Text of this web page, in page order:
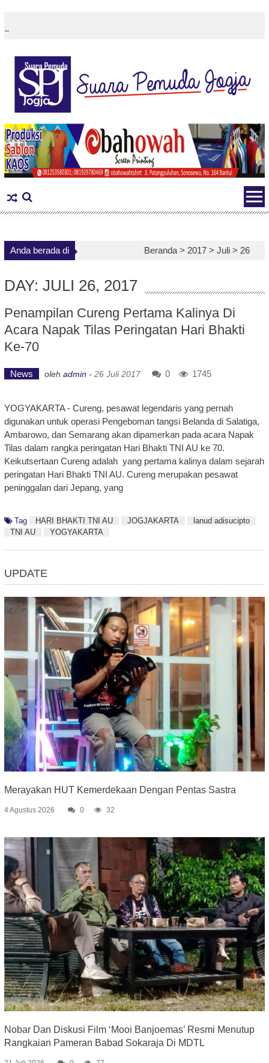
content
Anda berada di Beranda > 2017 >Juli > 26
DAY: JULI 26, 2017
Penampilan Cureng Pertama Kalinya Di
Acara Napak Tilas Peringatan Hari Bhakti
Ke-70
News oleh admin - 26 Juli 2017 0 1745
YOGYAKARTA - Cureng, pesawat legendaris yang pernah
digunakan untuk operasi Pengeboman tangsi Belanda di Salatiga,
Ambarowo, dan Semarang akan dipamerkan pada acara Napak
Tilas dalam rangka peringatan Hari Bhakti TNI AU ke 70.
Keikutsertaan Cureng adalah yang pertama kalinya dalam sejarah
peringatan Hari Bhakti TNI AU. Cureng merupakan pesawat
peninggalan dari Jepang, yang
Tag HARI BHAKTI TNI AU JOGJAKARTA
lanud adisucipto
TNI AU
YOGYAKARTA
UPDATE
Merayakan HUT Kemerdekaan Dengan Pentas Sastra
4 Agustus 2026 0 32
Nobar Dan Diskusi Film ‘Mooi Banjoemas’ Resmi Menutup
Rangkaian Pameran Babad Sokaraja Di MDTL